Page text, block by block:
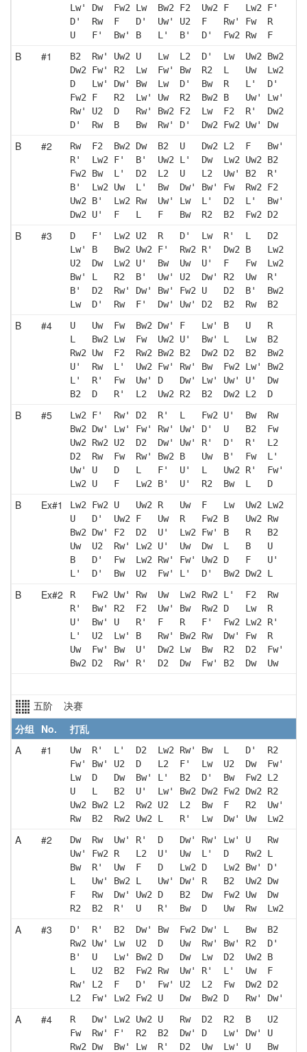
Lw' Dw  Fw2 Lw  Bw2 F2  Uw2 F   Lw2 F'
D'  Rw  F   D'  Uw' U2  F   Rw' Fw  R
U   F'  Bw' B   L'  B'  D'  Fw2 Rw  F
B #1
B2  Rw' Uw2 U   Lw  L2  D'  Lw  Uw2 Bw2
Dw2 Fw' R2  Lw  Fw' Bw  R2  L   Uw  Lw2
D   Lw' Dw' Bw  Lw  D'  Bw  R   L'  D'
Fw2 F   R2  Lw' Uw  R2  Bw2 B   Uw' Lw'
Rw' U2  D   Rw' Bw2 F2  Lw  F2  R'  Dw2
D'  Rw  B   Bw  Rw' D'  Dw2 Fw2 Uw' Dw
B #2
Rw  F2  Bw2 Dw  B2  U   Dw2 L2  F   Bw'
R'  Lw2 F'  B'  Uw2 L'  Dw  Lw2 Uw2 B2
Fw2 Bw  L'  D2  L2  U   L2  Uw' B2  R'
B'  Lw2 Uw  L'  Bw  Dw' Bw' Fw  Rw2 F2
Uw2 B'  Lw2 Rw  Uw' Lw  L'  D2  L'  Bw'
Dw2 U'  F   L   F   Bw  R2  B2  Fw2 D2
B #3
D   F'  Lw2 U2  R   D'  Lw  R'  L   D2
Lw' B   Bw2 Uw2 F'  Rw2 R'  Dw2 B   Lw2
U2  Dw  Lw2 U'  Bw  Uw  U'  F   Fw  Lw2
Bw' L   R2  B'  Uw' U2  Dw' R2  Uw  R'
B'  D2  Rw' Dw' Bw' Fw2 U   D2  B'  Bw2
Lw  D'  Rw  F'  Dw' Uw' D2  B2  Rw  B2
B #4
U   Uw  Fw  Bw2 Dw' F   Lw' B   U   R
L   Bw2 Lw  Fw  Uw2 U'  Bw' L   Lw  B2
Rw2 Uw  F2  Rw2 Bw2 B2  Dw2 D2  B2  Bw2
U'  Rw  L'  Uw2 Fw' Rw' Bw  Fw2 Lw' Bw2
L'  R'  Fw  Uw' D   Dw' Lw' Uw' U'  Dw
B2  D   R'  L2  Uw2 R2  B2  Dw2 L2  D
B #5
Lw2 F'  Rw' D2  R'  L   Fw2 U'  Bw  Rw
Bw2 Dw' Lw' Fw' Rw' Uw' D'  U   B2  Fw
Uw2 Rw2 U2  D2  Dw' Uw' R'  D'  R'  L2
D2  Rw  Fw  Rw' Bw2 B   Uw  B'  Fw  L'
Uw' U   D   L   F'  U'  L   Uw2 R'  Fw'
Lw2 U   F   Lw2 B'  U'  R2  Bw  L   D
B Ex#1
Lw2 Fw2 U   Uw2 R   Uw  F   Lw  Uw2 Lw2
U   D'  Uw2 F   Uw  R   Fw2 B   Uw2 Rw
Bw2 Dw' F2  D2  U'  Lw2 Fw' B   R   B2
Uw  U2  Rw' Lw2 U'  Uw  Dw  L   B   U
B   D'  Fw  Lw2 Rw' Fw' Uw2 D   F   U'
L'  D'  Bw  U2  Fw' L'  D'  Bw2 Dw2 L
B Ex#2
R   Fw2 Uw' Rw  Uw  Lw2 Rw2 L'  F2  Rw
R'  Bw' R2  F2  Uw' Bw  Rw2 D   Lw  R
U'  Bw' U   R'  F   R   F'  Fw2 Lw2 R'
L'  U2  Lw' B   Rw' Bw2 Rw  Dw' Fw  R
Uw  Fw' Bw  U'  Dw2 Lw  Bw  R2  D2  Fw'
Bw2 D2  Rw' R'  D2  Dw  Fw' B2  Dw  Uw
五阶 决赛
分组 No.
打乱
A
#1
Uw  R'  L'  D2  Lw2 Rw' Bw  L   D'  R2
Fw' Bw' U2  D   L2  F'  Lw  U2  Dw  Fw'
Lw  D   Dw  Bw' L'  B2  D'  Bw  Fw2 L2
U   L   B2  U'  Lw' Bw2 Dw2 Fw2 Dw2 R2
Uw2 Bw2 L2  Rw2 U2  L2  Bw  F   R2  Uw'
Rw  B2  Rw2 Uw2 L   R'  Lw  Dw' Uw  Lw2
A #2
Dw  Rw  Uw' R'  D   Dw' Rw' Lw' U   Rw
Uw' Fw2 R   L2  U'  Uw  L'  D   Rw2 L
Bw  R'  Uw  F   D   Lw2 D   Lw2 Bw' D'
L   Uw' Bw2 L   Uw' Dw' R   B2  Uw2 Dw
F   Rw  Dw' Uw2 D   B2  Dw  Fw2 Uw  Dw
R2  B2  R'  U   R'  Bw  D   Uw  Rw  Lw2
A #3
D'  R'  B2  Dw' Bw  Fw2 Dw' L   Bw  B2
Rw2 Uw' Lw  U2  D   Uw  Rw' Bw' R2  D'
B'  U   Lw' Bw2 D   Dw  Lw  D2  Uw2 B
L   U2  B2  Fw2 Rw  Uw' R'  L'  Uw  F
Rw' L2  F   D'  Fw' U2  L2  Fw  Dw2 D2
L2  Fw' Lw2 Fw2 U   Dw  Bw2 D   Rw' Dw'
A #4
R   Dw' Lw2 Uw2 U   Rw  D2  R2  B   U2
Fw  Rw' F'  R2  B2  Dw' D   Lw' Dw' U
Rw2 Dw  Bw' Lw  R'  D2  Uw  Lw' U   Bw